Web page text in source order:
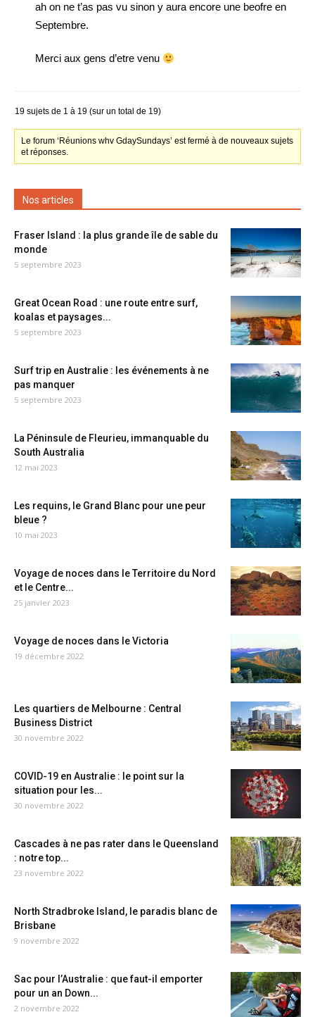
ah on ne t’as pas vu sinon y aura encore une beofre en
Septembre.
Merci aux gens d’etre venu
19 sujets de 1 à 19 (sur un total de 19)
Le forum ‘Réunions whv GdaySundays’ est fermé à de nouveaux sujets
et réponses.
Nos articles
Fraser Island : la plus grande île de sable du
monde
5 septembre 2023
Great Ocean Road : une route entre surf,
koalas et paysages...
5 septembre 2023
Surf trip en Australie : les événements à ne
pas manquer
5 septembre 2023
La Péninsule de Fleurieu, immanquable du
South Australia
12 mai 2023
Les requins, le Grand Blanc pour une peur
bleue ?
10 mai 2023
Voyage de noces dans le Territoire du Nord
et le Centre...
25 janvier 2023
Voyage de noces dans le Victoria
19 décembre 2022
Les quartiers de Melbourne : Central
Business District
30 novembre 2022
COVID-19 en Australie : le point sur la
situation pour les...
30 novembre 2022
Cascades à ne pas rater dans le Queensland
: notre top...
23 novembre 2022
North Stradbroke Island, le paradis blanc de
Brisbane
9 novembre 2022
Sac pour l’Australie : que faut-il emporter
pour un an Down...
2 novembre 2022